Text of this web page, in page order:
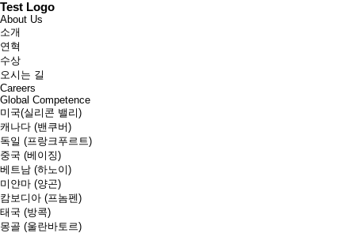
Test Logo
About Us
소개
연혁
수상
오시는 길
Careers
Global Competence
미국(실리콘 밸리)
캐나다 (밴쿠버)
독일 (프랑크푸르트)
중국 (베이징)
베트남 (하노이)
미얀마 (양곤)
캄보디아 (프놈펜)
태국 (방콕)
몽골 (울란바토르)